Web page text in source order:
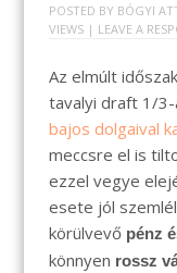
POSTED BY BÓGYI
VIEWS | LEAVE A
Az elmúlt
tavalyi draft 1/3-
bajos dolgaival
meccsre el is
ezzel vegye
esete jól
körülvevő pénz
könnyen rossz